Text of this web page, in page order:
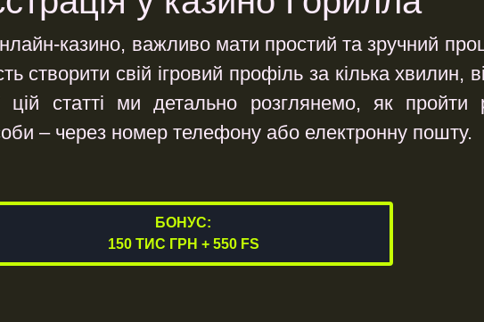
казино, важливо мати простий та зручний
створити свій ігровий профіль за кілька хвилин,
цій статті ми детально розглянемо, як
– через номер телефону або електронну пошту.
БОНУС:
150 ТИС ГРН + 550 FS